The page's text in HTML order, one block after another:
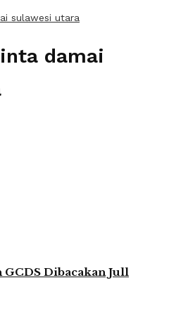
sulawesi utara
damai
Dibacakan Jull